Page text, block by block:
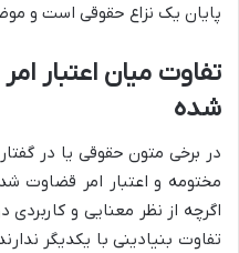
پایان یک نزاع حقوقی است و
تفاوت میان اعتبار
شده
در برخی متون حقوقی یا در
مختومه و اعتبار امر قضاوت
اگرچه از نظر معنایی و
تفاوت بنیادینی با یکدیگر